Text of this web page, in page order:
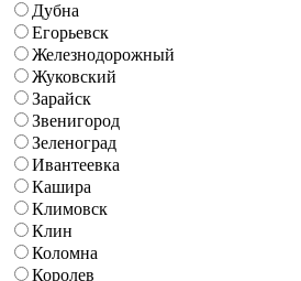
Дубна
Егорьевск
Железнодорожный
Жуковский
Зарайск
Звенигород
Зеленоград
Ивантеевка
Кашира
Климовск
Клин
Коломна
Королев